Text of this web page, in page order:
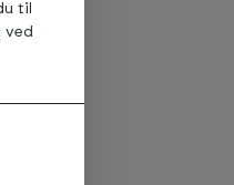
til
ved